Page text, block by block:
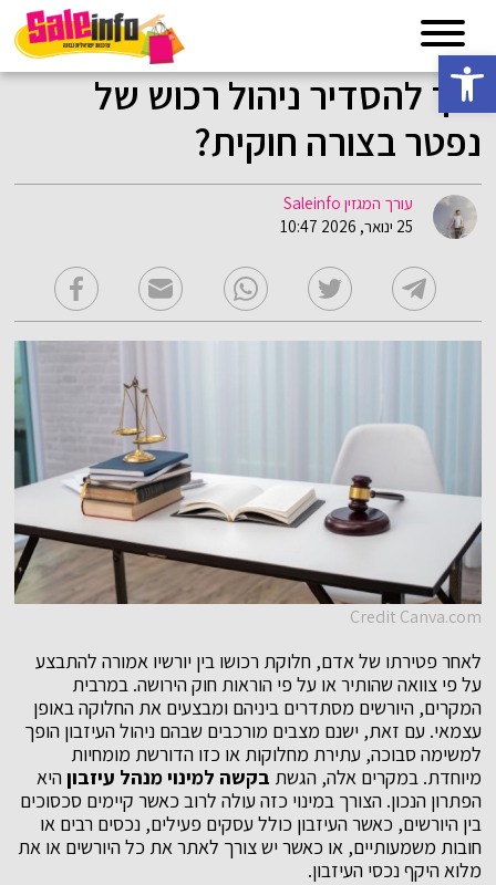
פתח סרגל נגישות
איך להסדיר ניהול רכוש של
נפטר בצורה חוקית?
עורך המגזין Saleinfo
25 ינואר, 2026 10:47
Credit Canva.com
לאחר פטירתו של אדם, חלוקת רכושו בין יורשיו אמורה להתבצע
על פי צוואה שהותיר או על פי הוראות חוק הירושה. במרבית
המקרים, היורשים מסתדרים ביניהם ומבצעים את החלוקה באופן
עצמאי. עם זאת, ישנם מצבים מורכבים שבהם ניהול העיזבון הופך
למשימה סבוכה, עתירת מחלוקות או כזו הדורשת מומחיות
מיוחדת. במקרים אלה, הגשת בקשה למינוי מנהל עיזבוןהיא
הפתרון הנכון. הצורך במינוי כזה עולה לרוב כאשר קיימים סכסוכים
בין היורשים, כאשר העיזבון כולל עסקים פעילים, נכסים רבים או
חובות משמעותיים, או כאשר יש צורך לאתר את כל היורשים או את
מלוא היקף נכסי העיזבון.